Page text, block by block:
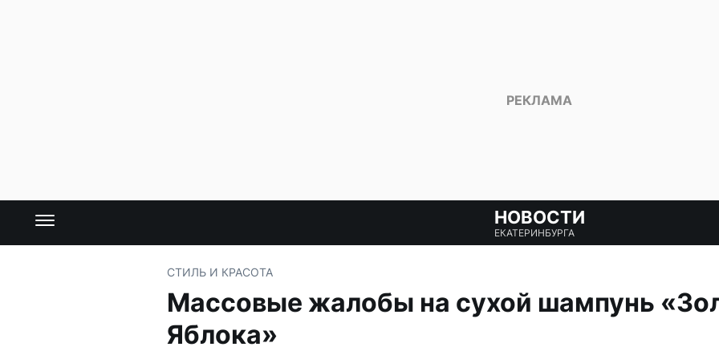
НОВОСТИ
ЕКАТЕРИНБУРГА
СТИЛЬ И КРАСОТА
Массовые жалобы на сухой шампунь
Яблока»